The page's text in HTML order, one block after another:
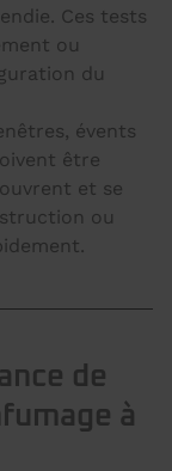
Ces tests
ou
du
évents
être
et se
ou
de
à